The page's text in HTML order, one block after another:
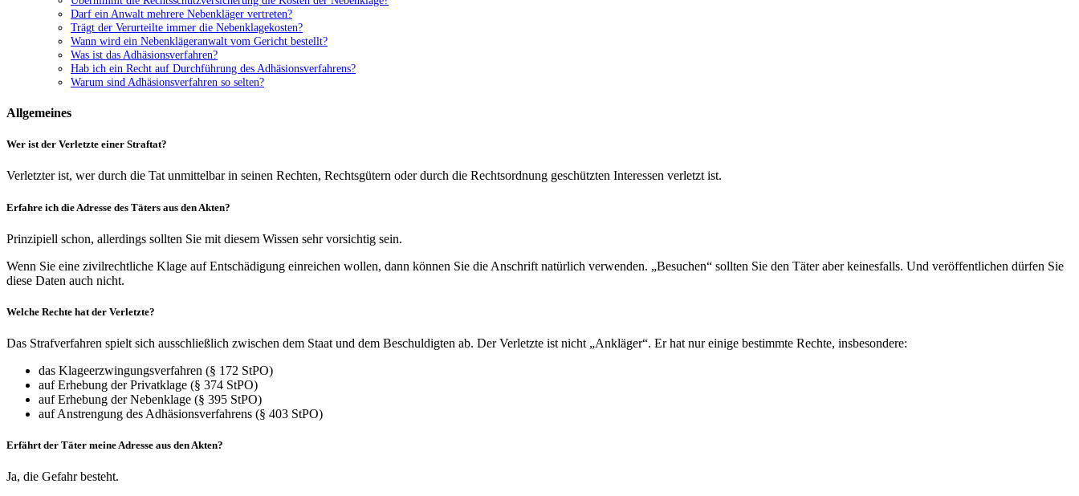
Darf ein Anwalt mehrere Nebenkläger vertreten?
Trägt der Verurteilte immer die Nebenklagekosten?
Wann wird ein Nebenklägeranwalt vom Gericht bestellt?
Was ist das Adhäsionsverfahren?
Hab ich ein Recht auf Durchführung des Adhäsionsverfahrens?
Warum sind Adhäsionsverfahren so selten?
Allgemeines
Wer ist der Verletzte einer Straftat?
Verletzter ist, wer durch die Tat unmittelbar in seinen Rechten, Rechtsgütern oder durch die Rechtsordnung geschützten Interessen verletzt ist.
Erfahre ich die Adresse des Täters aus den Akten?
Prinzipiell schon, allerdings sollten Sie mit diesem Wissen sehr vorsichtig sein.
Wenn Sie eine zivilrechtliche Klage auf Entschädigung einreichen wollen, dann können Sie die Anschrift natürlich verwenden. „Besuchen“ sollten Sie den Täter aber keinesfalls. Und veröffentlichen dürfen Sie
diese Daten auch nicht.
Welche Rechte hat der Verletzte?
Das Strafverfahren spielt sich ausschließlich zwischen dem Staat und dem Beschuldigten ab. Der Verletzte ist nicht „Ankläger“. Er hat nur einige bestimmte Rechte, insbesondere:
das Klageerzwingungsverfahren (§ 172 StPO)
auf Erhebung der Privatklage (§ 374 StPO)
auf Erhebung der Nebenklage (§ 395 StPO)
auf Anstrengung des Adhäsionsverfahrens (§ 403 StPO)
Erfährt der Täter meine Adresse aus den Akten?
Ja, die Gefahr besteht.